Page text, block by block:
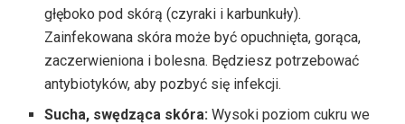
głęboko pod skórą (czyraki i karbunkuły).
Zainfekowana skóra może być opuchnięta, gorąca,
zaczerwieniona i bolesna. Będziesz potrzebować
antybiotyków, aby pozbyć się infekcji.
Sucha, swędząca skóra:Wysoki poziom cukru we